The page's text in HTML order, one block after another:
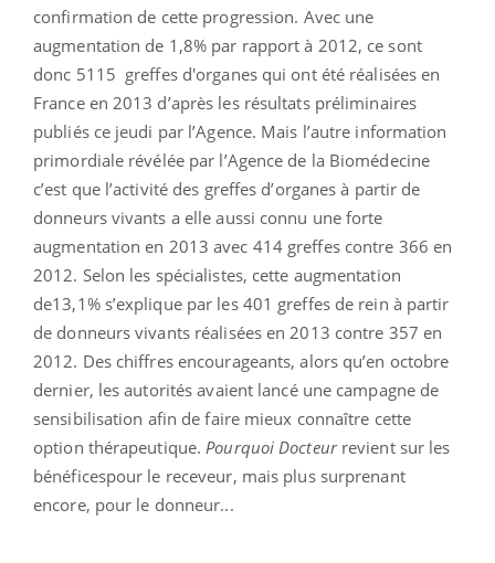
confirmation de cette progression. Avec une
augmentation de 1,8% par rapport à 2012, ce sont
donc 5115 greffes d'organes qui ont été réalisées en
France en 2013 d’après les résultats préliminaires
publiés ce jeudi par l’Agence. Mais l’autre information
primordiale révélée par l’Agence de la Biomédecine
c’est que l’activité des greffes d’organes à partir de
donneurs vivants a elle aussi connu une forte
augmentation en 2013 avec 414 greffes contre 366 en
2012. Selon les spécialistes, cette augmentation
de13,1% s’explique par les 401 greffes de rein à partir
de donneurs vivants réalisées en 2013 contre 357 en
2012. Des chiffres encourageants, alors qu’en octobre
dernier, les autorités avaient lancé une campagne de
sensibilisation afin de faire mieux connaître cette
option thérapeutique. Pourquoi Docteur revient sur les
bénéficespour le receveur, mais plus surprenant
encore, pour le donneur...